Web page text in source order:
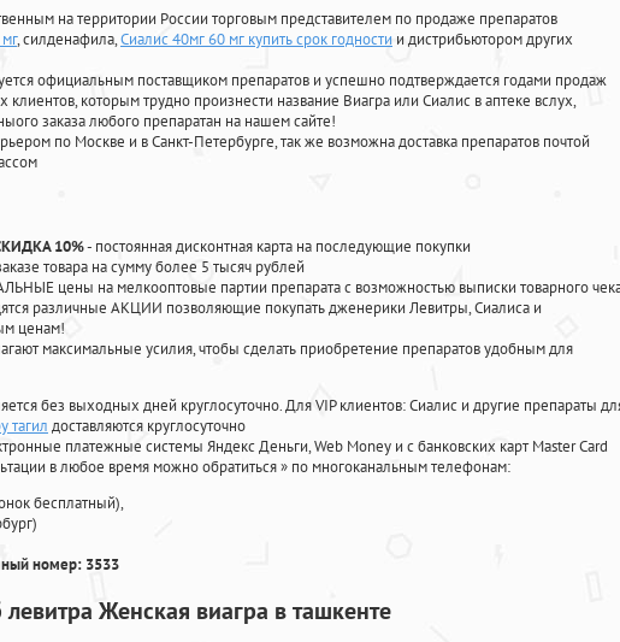
на территории России торговым представителем по продаже препаратов
, силденафила,Сиалис 40мг 60 мг купить срок годности и дистрибьютором других
официальным поставщиком препаратов и успешно подтверждается годами продаж
которым трудно произнести название Виагра или Сиалис в аптеке вслух,
заказа любого препаратан на нашем сайте!
по Москве и в Санкт-Петербурге, так же возможна доставка препаратов почтой
10%- постоянная дисконтная карта на последующие покупки
товара на сумму более 5 тысяч рублей
цены на мелкооптовые партии препарата с возможностью выписки товарного
различные АКЦИИ позволяющие покупать дженерики Левитры, Сиалиса и
ценам!
максимальные усилия, чтобы сделать приобретение препаратов удобным для
без выходных дней круглосуточно. Для VIP клиентов: Сиалис и другие препараты
тагил доставляются круглосуточно
платежные системы Яндекс Деньги, Web Money и с банковских карт Master Card
в любое время можно обратиться» по многоканальным телефонам:
бесплатный),
номер: 3533
Женская виагра в ташкенте